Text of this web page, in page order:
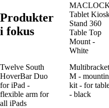
Produkter
i fokus
Tablet
Stand 360
Table Top
Mount -
White
Twelve South
HoverBar Duo
for iPad -
flexible arm for
all iPads
M -
kit - for
- black